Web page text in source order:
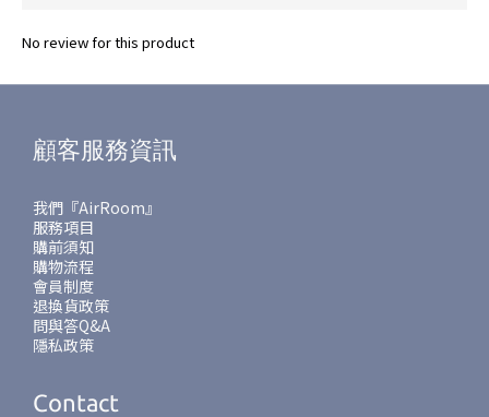
No review for this product
顧客服務資訊
我們『AirRoom』
服務項目
購前須知
購物流程
會員制度
退換貨政策
問與答Q&A
隱私政策
Contact